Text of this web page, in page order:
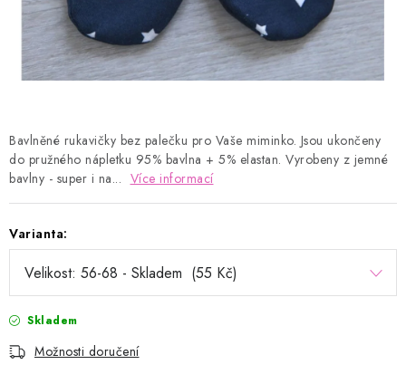
Kontakty Proč AMÁLKA?
Doprava a platba
Tabulka velikostí
Postup pro vrácení a výměnu
Velkoobchod
Obchodní podmínky
Bavlněné rukavičky bez palečku pro Vaše miminko. Jsou ukončeny
do pružného nápletku 95% bavlna + 5% elastan. Vyrobeny z jemné
bavlny - super i na... Více informací
Varianta:
Skladem
Možnosti doručení